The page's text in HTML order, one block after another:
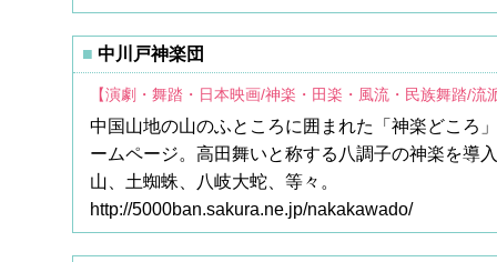
中川戸神楽団
【演劇・舞踏・日本映画/神楽・田楽・風流・民族舞踏/流
中国山地の山のふところに囲まれた「神楽どころ
ームページ。高田舞いと称する八調子の神楽を導
山、土蜘蛛、八岐大蛇、等々。
http://5000ban.sakura.ne.jp/nakakawado/